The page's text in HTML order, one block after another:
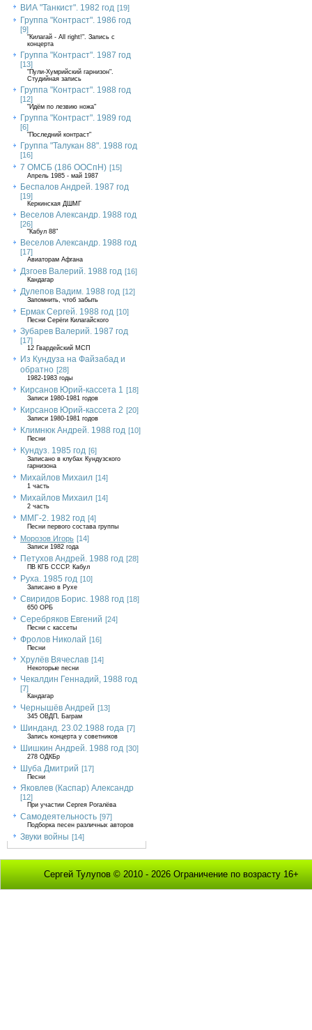
ВИА "Танкист". 1982 год [19]
Группа "Контраст". 1986 год
[9]
"Килагай - All right!". Запись с
концерта
Группа "Контраст". 1987 год
[13]
"Пули-Хумрийский гарнизон".
Студийная запись
Группа "Контраст". 1988 год
[12]
"Идём по лезвию ножа"
Группа "Контраст". 1989 год
[6]
"Последний контраст"
Группа "Талукан 88". 1988 год
[16]
7 ОМСБ (186 ООСпН) [15]
Апрель 1985 - май 1987
Беспалов Андрей. 1987 год
[19]
Керкинская ДШМГ
Веселов Александр. 1988 год
[26]
"Кабул 88"
Веселов Александр. 1988 год
[17]
Авиаторам Афгана
Дзгоев Валерий. 1988 год [16]
Кандагар
Дулепов Вадим. 1988 год [12]
Запомнить, чтоб забыть
Ермак Сергей. 1988 год [10]
Песни Серёги Килагайского
Зубарев Валерий. 1987 год
[17]
12 Гвардейский МСП
Из Кундуза на Файзабад и
обратно [28]
1982-1983 годы
Кирсанов Юрий-кассета 1 [18]
Записи 1980-1981 годов
Кирсанов Юрий-кассета 2 [20]
Записи 1980-1981 годов
Климнюк Андрей. 1988 год [10]
Песни
Кундуз. 1985 год [6]
Записано в клубах Кундузского
гарнизона
Михайлов Михаил [14]
1 часть
Михайлов Михаил [14]
2 часть
ММГ-2. 1982 год [4]
Песни первого состава группы
Морозов Игорь [14]
Записи 1982 года
Петухов Андрей. 1988 год [28]
ПВ КГБ СССР. Кабул
Руха. 1985 год [10]
Записано в Рухе
Свиридов Борис. 1988 год [18]
650 ОРБ
Серебряков Евгений [24]
Песни с кассеты
Фролов Николай [16]
Песни
Хрулёв Вячеслав [14]
Некоторые песни
Чекалдин Геннадий, 1988 год
[7]
Кандагар
Чернышёв Андрей [13]
345 ОВДП, Баграм
Шинданд. 23.02.1988 года [7]
Запись концерта у советников
Шишкин Андрей. 1988 год [30]
278 ОДКБр
Шуба Дмитрий [17]
Песни
Яковлев (Каспар) Александр
[12]
При участии Сергея Рогалёва
Самодеятельность [97]
Подборка песен различных авторов
Звуки войны [14]
Сергей Тулупов © 2010 - 2026 Ограничение по возрасту 16+